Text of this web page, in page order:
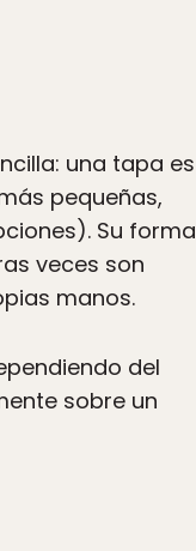
una tapa es
pequeñas,
Su forma
veces son
manos.
del
sobre un